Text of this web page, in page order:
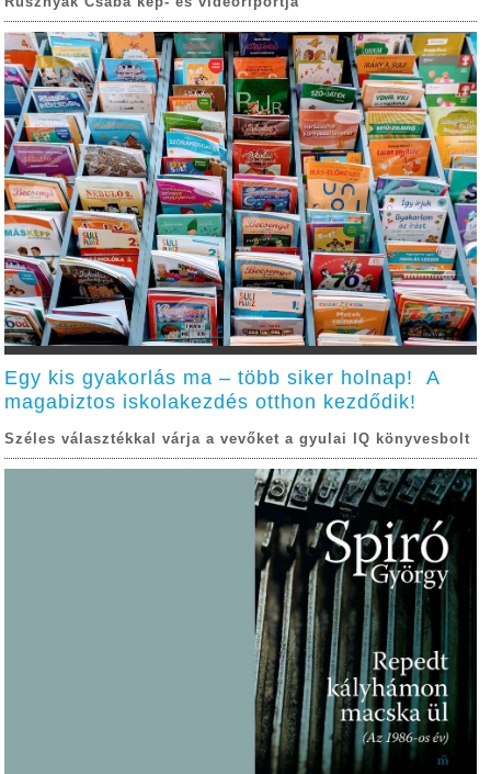
Egy kis gyakorlás ma – több siker holnap! A
magabiztos iskolakezdés otthon kezdődik!
Széles választékkal várja a vevőket a gyulai IQ könyvesbolt